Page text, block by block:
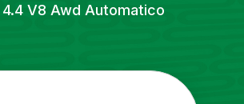
4.4 V8 Awd Automatico